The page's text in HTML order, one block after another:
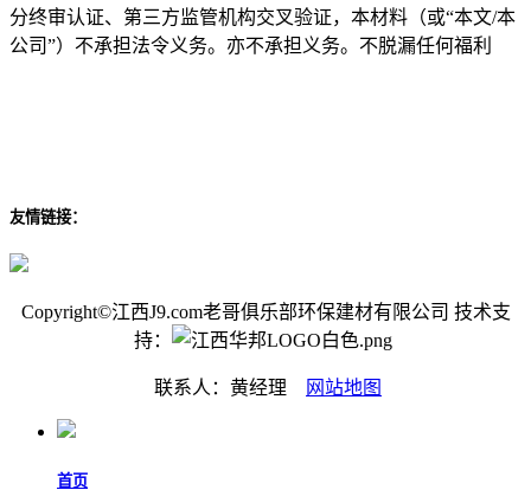
分终审认证、第三方监管机构交叉验证，本材料（或“本文/本
公司”）不承担法令义务。亦不承担义务。不脱漏任何福利
友情链接：
Copyright©江西J9.com老哥俱乐部环保建材有限公司 技术支
持：
联系人：黄经理 网站地图
首页